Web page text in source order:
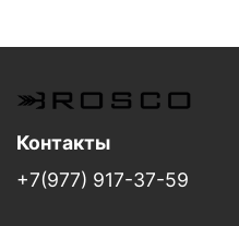
Контакты
+7(977) 917-37-59